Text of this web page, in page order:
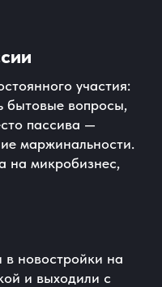
участия:
бытовые вопросы,
пассива —
маржинальности.
на микробизнес,
в новостройки на
и выходили с